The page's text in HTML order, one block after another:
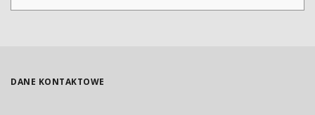
DANE KONTAKTOWE